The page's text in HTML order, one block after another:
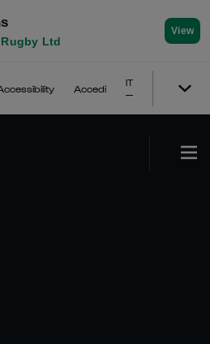
Ltd
View
Accedi
IT